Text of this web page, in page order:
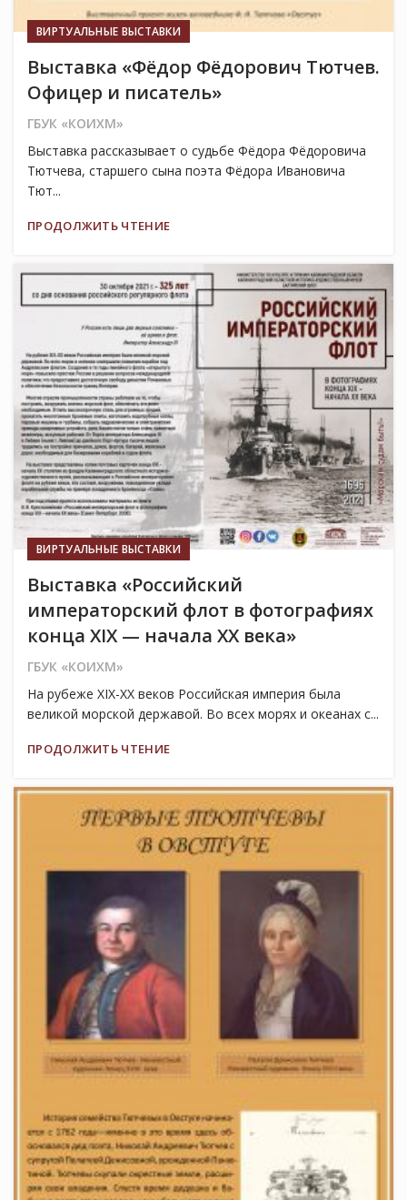
ВИРТУАЛЬНЫЕ ВЫСТАВКИ
Выставка «Фёдор Фёдорович Тютчев.
Офицер и писатель»
ГБУК «КОИХМ»
Выставка рассказывает о судьбе Фёдора Фёдоровича
Тютчева, старшего сына поэта Фёдора Ивановича
Тют...
ПРОДОЛЖИТЬ ЧТЕНИЕ
26
ОКТ
ВИРТУАЛЬНЫЕ ВЫСТАВКИ
Выставка «Российский
императорский флот в фотографиях
конца XIX — начала ХХ века»
ГБУК «КОИХМ»
На рубеже XIX-XX веков Российская империя была
великой морской державой. Во всех морях и океанах с...
ПРОДОЛЖИТЬ ЧТЕНИЕ